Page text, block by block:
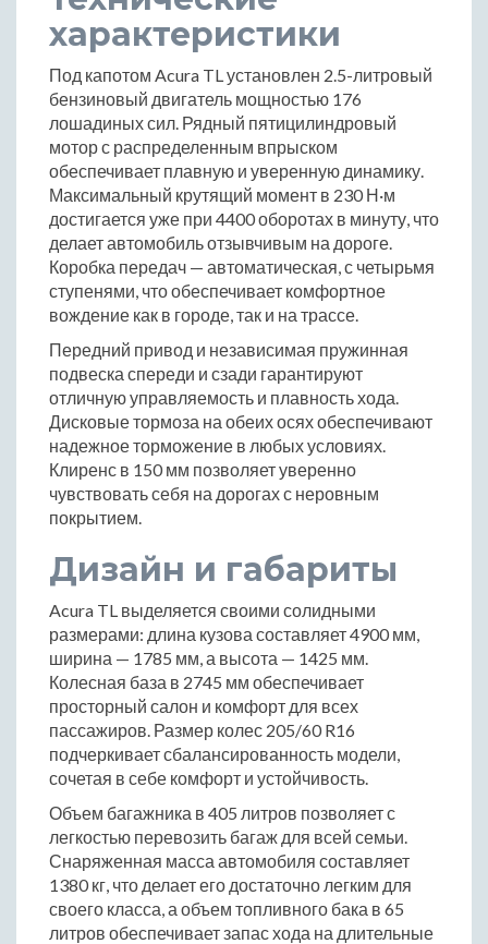
характеристики
Под капотом Acura TL установлен 2.5-литровый
бензиновый двигатель мощностью 176
лошадиных сил. Рядный пятицилиндровый
мотор с распределенным впрыском
обеспечивает плавную и уверенную динамику.
Максимальный крутящий момент в 230 Н·м
достигается уже при 4400 оборотах в минуту, что
делает автомобиль отзывчивым на дороге.
Коробка передач — автоматическая, с четырьмя
ступенями, что обеспечивает комфортное
вождение как в городе, так и на трассе.
Передний привод и независимая пружинная
подвеска спереди и сзади гарантируют
отличную управляемость и плавность хода.
Дисковые тормоза на обеих осях обеспечивают
надежное торможение в любых условиях.
Клиренс в 150 мм позволяет уверенно
чувствовать себя на дорогах с неровным
покрытием.
Дизайн и габариты
Acura TL выделяется своими солидными
размерами: длина кузова составляет 4900 мм,
ширина — 1785 мм, а высота — 1425 мм.
Колесная база в 2745 мм обеспечивает
просторный салон и комфорт для всех
пассажиров. Размер колес 205/60 R16
подчеркивает сбалансированность модели,
сочетая в себе комфорт и устойчивость.
Объем багажника в 405 литров позволяет с
легкостью перевозить багаж для всей семьи.
Снаряженная масса автомобиля составляет
1380 кг, что делает его достаточно легким для
своего класса, а объем топливного бака в 65
литров обеспечивает запас хода на длительные